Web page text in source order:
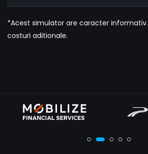
*Acest simulator are caracter
costuri aditionale.